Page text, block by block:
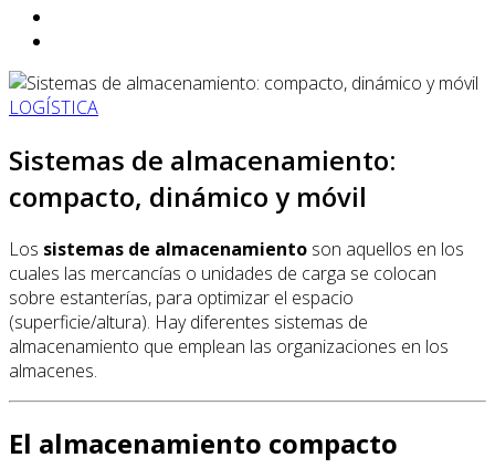
LOGÍSTICA
Sistemas de almacenamiento:
compacto, dinámico y móvil
Los sistemas de almacenamiento son aquellos en los
cuales las mercancías o unidades de carga se colocan
sobre estanterías, para optimizar el espacio
(superficie/altura). Hay diferentes sistemas de
almacenamiento que emplean las organizaciones en los
almacenes.
El almacenamiento compacto